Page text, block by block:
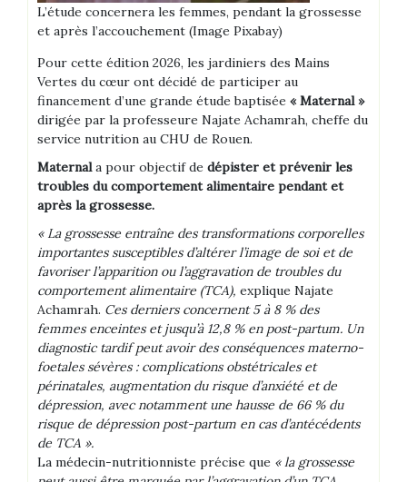
L’étude concernera les femmes, pendant la grossesse
et après l’accouchement (Image Pixabay)
Pour cette édition 2026, les jardiniers des Mains
Vertes du cœur ont décidé de participer au
financement d’une grande étude baptisée « Maternal »
dirigée par la professeure Najate Achamrah, cheffe du
service nutrition au CHU de Rouen.
Maternala pour objectif de dépister et prévenir les
troubles du comportement alimentaire pendant et
après la grossesse.
« La grossesse entraîne des transformations corporelles
importantes susceptibles d’altérer l’image de soi et de
favoriser l’apparition ou l’aggravation de troubles du
comportement alimentaire (TCA), explique Najate
Achamrah. Ces derniers concernent 5 à 8 % des
femmes enceintes et jusqu’à 12,8 % en post-partum. Un
diagnostic tardif peut avoir des conséquences materno-
foetales sévères : complications obstétricales et
périnatales, augmentation du risque d’anxiété et de
dépression, avec notamment une hausse de 66 % du
risque de dépression post-partum en cas d’antécédents
de TCA ».
La médecin-nutritionniste précise que « la grossesse